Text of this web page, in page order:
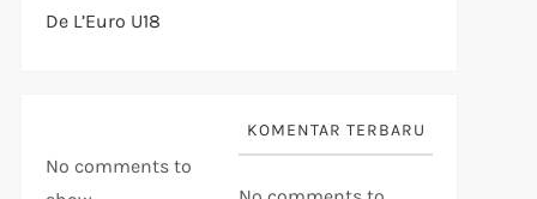
De L’Euro U18
No comments to
KOMENTAR TERBARU